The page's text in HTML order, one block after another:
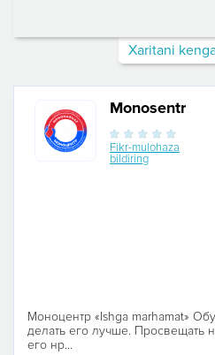
Xaritani
Monosentr
Fikr-mulohaza
bildiring
Моноцентр «Ishga marhamat»
делать его лучше. Просвещать
его нр...